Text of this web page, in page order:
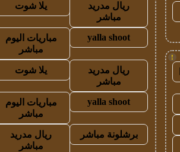
!
ريال مدريد
مباشر
يلا شوت
yalla shoot
مباريات اليوم
مباشر
ريال مدريد
مباشر
يلا شوت
yalla shoot
مباريات اليوم
مباشر
برشلونة مباشر
ريال مدريد
مباشر